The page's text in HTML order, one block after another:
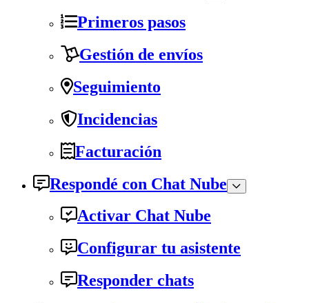
Primeros pasos
Gestión de envíos
Seguimiento
Incidencias
Facturación
Respondé con Chat Nube
Activar Chat Nube
Configurar tu asistente
Responder chats